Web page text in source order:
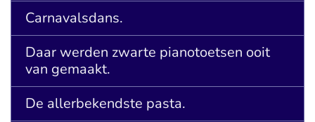
Carnavalsdans.
Daar werden zwarte pianotoetsen ooit
van gemaakt.
De allerbekendste pasta.